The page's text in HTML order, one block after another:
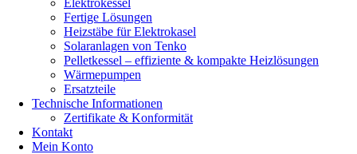
Elektrokessel
Fertige Lösungen
Heizstäbe für Elektrokasel
Solaranlagen von Tenko
Pelletkessel – effiziente & kompakte Heizlösungen
Wärmepumpen
Ersatzteile
Technische Informationen
Zertifikate & Konformität
Kontakt
Mein Konto